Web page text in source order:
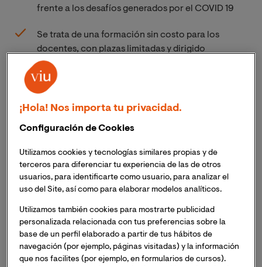
frente a los desafíos generados por el COVID 19
Se trata de una formación sin costo para los
docentes, con plazas limitadas y dirigido
especialmente a profesores de primaria y
secundaria
La Universidad Internacional de Valencia; junto a
con la colaboración de laOrganización de Estados
latinoamericana del curso “Profes digitales:
Innovación y Tecnología en el Aula”.
Se trata de una
formación 100% online destinada a profesores de
los docentes de las habilidades y conocimientos
necesarios para utilizar la tecnología como
herramienta de innovación en las aulas, unas
competencias muy relevantes en tiempo de
¡Hola! Nos importa tu privacidad.
Configuración de Cookies
Utilizamos cookies y tecnologías similares propias y de
terceros para diferenciar tu experiencia de las de otros
usuarios, para identificarte como usuario, para analizar el
uso del Site, así como para elaborar modelos analíticos.
Utilizamos también cookies para mostrarte publicidad
personalizada relacionada con tus preferencias sobre la
base de un perfil elaborado a partir de tus hábitos de
navegación (por ejemplo, páginas visitadas) y la información
que nos facilites (por ejemplo, en formularios de cursos).